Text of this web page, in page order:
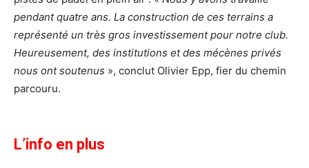
pendant quatre ans. La construction de ces terrains a
représenté un très gros investissement pour notre club.
Heureusement, des institutions et des mécènes privés
nous ont soutenus », conclut Olivier Epp, fier du chemin
parcouru.
L’info en plus